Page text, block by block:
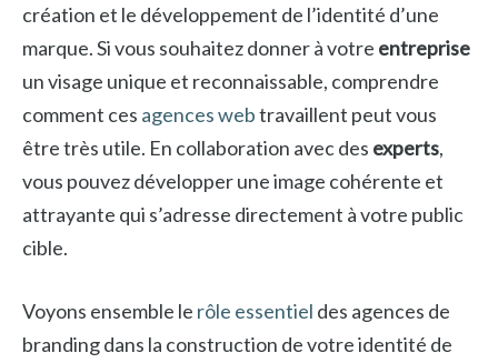
création et le développement de l’identité d’une
marque. Si vous souhaitez donner à votre entreprise
un visage unique et reconnaissable, comprendre
comment ces agences webtravaillent peut vous
être très utile. En collaboration avec des experts,
vous pouvez développer une image cohérente et
attrayante qui s’adresse directement à votre public
cible.
Voyons ensemble le rôle essentiel des agences de
branding dans la construction de votre identité de